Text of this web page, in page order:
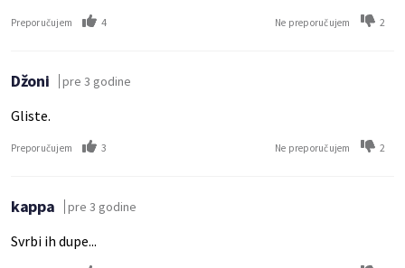
Preporučujem 4 Ne preporučujem 2
Džoni pre 3 godine
Gliste.
Preporučujem 3 Ne preporučujem 2
kappa pre 3 godine
Svrbi ih dupe...